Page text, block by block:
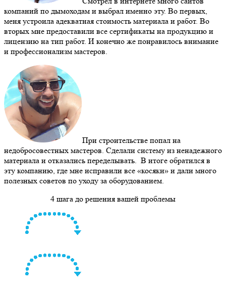
компаний по дымоходам и выбрал именно эту. Во первых,
меня устроила адекватная стоимость материала и работ. Во
вторых мне предоставили все сертификаты на продукцию и
лицензию на тип работ. И конечно же понравилось внимание
и профессионализм мастеров.
При строительстве попал на
недобросовестных мастеров. Сделали систему из ненадежного
материала и отказались переделывать. В итоге обратился в
эту компанию, где мне исправили все «косяки» и дали много
полезных советов по уходу за оборудованием.
4 шага до решения вашей проблемы